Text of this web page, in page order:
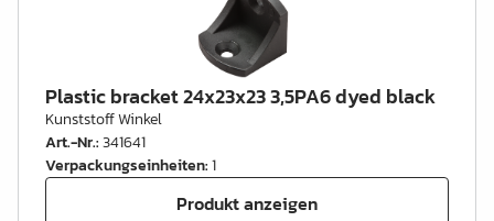
Plastic bracket 24x23x23 3,5PA6 dyed black
Kunststoff Winkel
Art.-Nr.:341641
Verpackungseinheiten:1
Produkt anzeigen